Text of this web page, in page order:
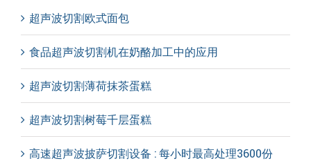
超声波切割欧式面包
食品超声波切割机在奶酪加工中的应用
超声波切割薄荷抹茶蛋糕
超声波切割树莓千层蛋糕
高速超声波披萨切割设备 : 每小时最高处理3600份